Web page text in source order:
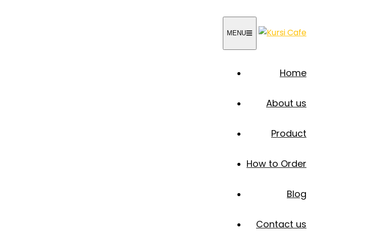
MENU
Home
About us
Product
How to Order
Blog
Contact us